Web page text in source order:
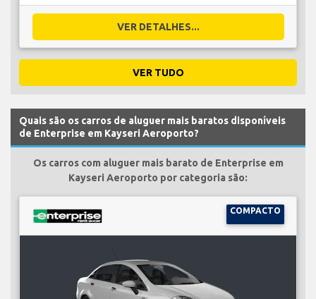
VER DETALHES...
VER TUDO
Quais são os carros de aluguer mais baratos disponíveis
de Enterprise em Kayseri Aeroporto?
Os carros com aluguer mais barato de Enterprise em
Kayseri Aeroporto por categoria são:
COMPACTO